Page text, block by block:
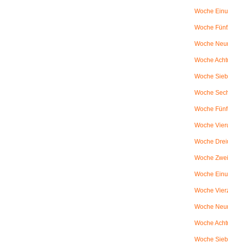
Woche
Woche
Woche
Woche
Woche
Woche
Woche
Woche
Woche
Woche
Woche
Woche
Woche
Woche
Woche